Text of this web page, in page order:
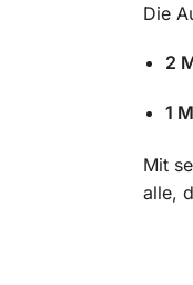
Die
2
1
Mit
alle,